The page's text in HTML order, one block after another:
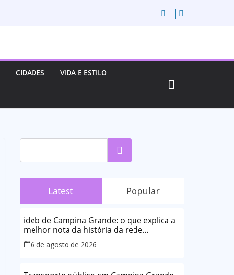
CIDADES VIDA E ESTILO
Pesquisar
Latest Popular
ideb de Campina Grande: o que explica a
melhor nota da história da rede
municipal
6 de agosto de 2026